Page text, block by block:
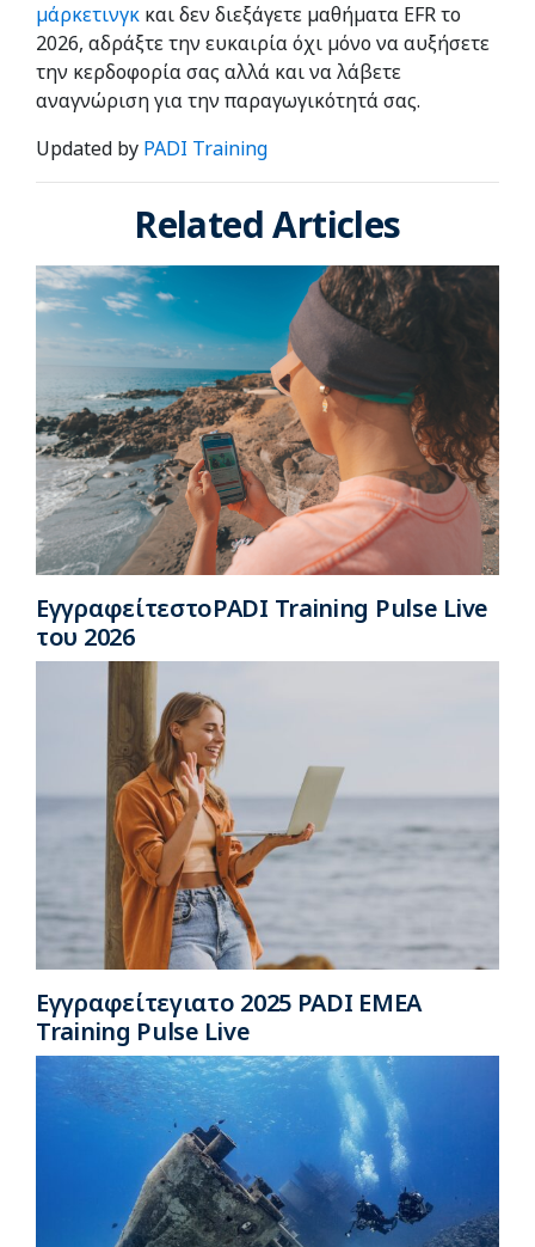
μάρκετινγκ και δεν διεξάγετε μαθήματα EFR το
2026, αδράξτε την ευκαιρία όχι μόνο να αυξήσετε
την κερδοφορία σας αλλά και να λάβετε
αναγνώριση για την παραγωγικότητά σας.
Updated by PADI Training
Related Articles
ΕγγραφείτεστοPADI Training Pulse Live
του 2026
Εγγραφείτεγιατο 2025 PADI EMEA
Training Pulse Live